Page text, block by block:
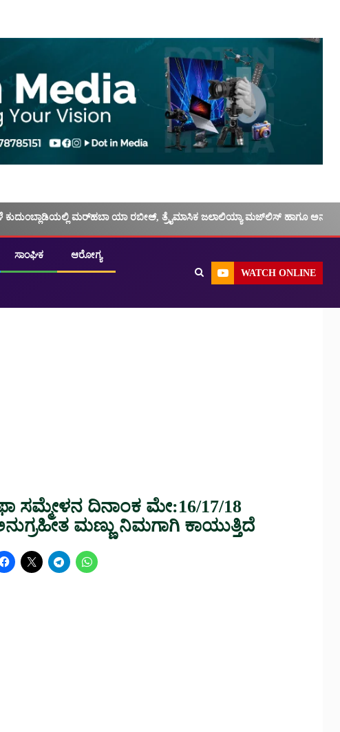
ಕುದುಂಬ್ಲಾಡಿಯಲ್ಲಿ ಮರ್‌‌ಹಬಾ ಯಾ ರಬೀಅ್, ತ್ರೈಮಾಸಿಕ ಜಲಾಲಿಯ್ಯಾ ಮಜ್‌‌ಲಿಸ್‌‌ ಹಾಗೂ
ಸಾಂಘಿಕ ಆರೋಗ್ಯ
WATCH ONLINE
ಸಮ್ಮೇಳನ ದಿನಾಂಕ ಮೇ:16/17/18
ಮಣ್ಣು ನಿಮಗಾಗಿ ಕಾಯುತ್ತಿದೆ